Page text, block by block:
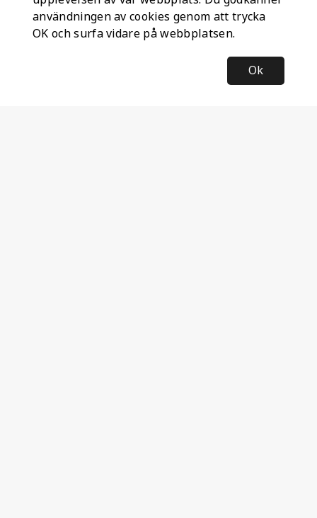
användningen av cookies genom att trycka
OK och surfa vidare på webbplatsen.
Ok